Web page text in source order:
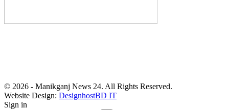
© 2026 - Manikganj News 24. All Rights Reserved.
Website Design: DesignhostBD IT
Sign in